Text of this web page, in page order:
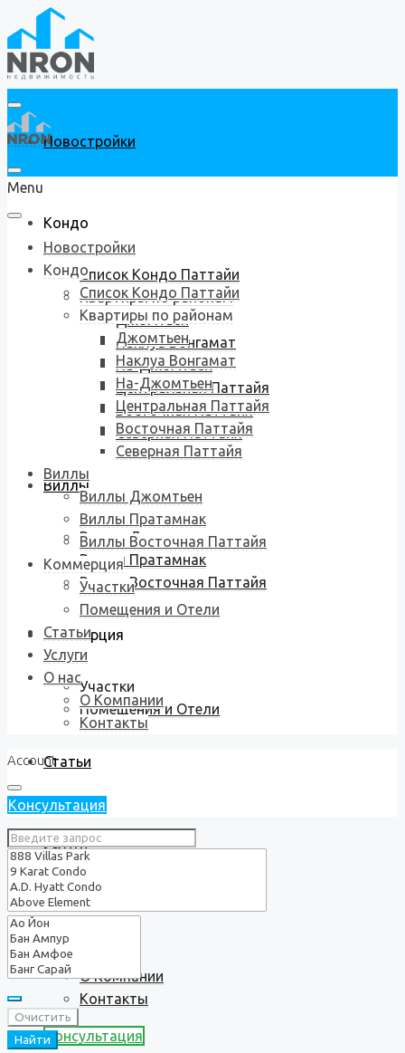
Новостройки
Кондо
Список Кондо Паттайи
Квартиры по районам
Джомтьен
Наклуа Вонгамат
На-Джомтьен
Центральная Паттайя
Восточная Паттайя
Северная Паттайя
Виллы
Виллы Джомтьен
Виллы Пратамнак
Виллы Восточная Паттайя
Коммерция
Участки
Помещения и Отели
Статьи
Услуги
О нас
О Компании
Контакты
Консультация
Menu
Новостройки
Кондо
Список Кондо Паттайи
Квартиры по районам
Джомтьен
Наклуа Вонгамат
На-Джомтьен
Центральная Паттайя
Восточная Паттайя
Северная Паттайя
Виллы
Виллы Джомтьен
Виллы Пратамнак
Виллы Восточная Паттайя
Коммерция
Участки
Помещения и Отели
Статьи
Услуги
О нас
О Компании
Контакты
Account
Консультация
Очистить
Найти